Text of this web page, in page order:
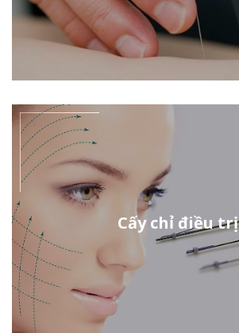
Cấy chỉ điều trị